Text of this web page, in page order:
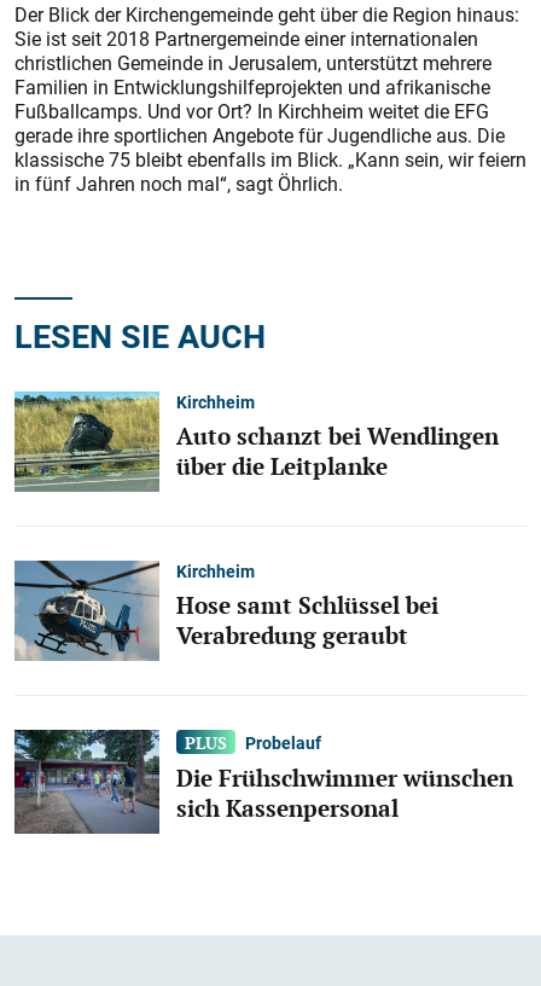
Der Blick der Kirchengemeinde geht über die Region hinaus:
Sie ist seit 2018 Partnergemeinde einer internationalen
christlichen Gemeinde in Jerusalem, unterstützt mehrere
Familien in Entwicklungshilfeprojekten und afrikanische
Fußballcamps. Und vor Ort? In Kirchheim weitet die EFG
gerade ihre sportlichen Angebote für Jugendliche aus. Die
klassische 75 bleibt ebenfalls im Blick. „Kann sein, wir feiern
in fünf Jahren noch mal“, sagt Öhrlich.
LESEN SIE AUCH
Kirchheim
Auto schanzt bei Wendlingen
über die Leitplanke
Kirchheim
Hose samt Schlüssel bei
Verabredung geraubt
Probelauf
Die Frühschwimmer wünschen
sich Kassenpersonal